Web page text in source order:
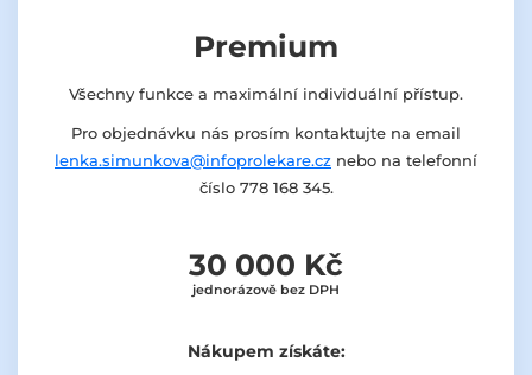
Premium
Všechny funkce a maximální individuální přístup.
Pro objednávku nás prosím kontaktujte na email
lenka.simunkova@infoprolekare.cz nebo na telefonní
číslo 778 168 345.
30 000 Kč
jednorázově bez DPH
Nákupem získáte: